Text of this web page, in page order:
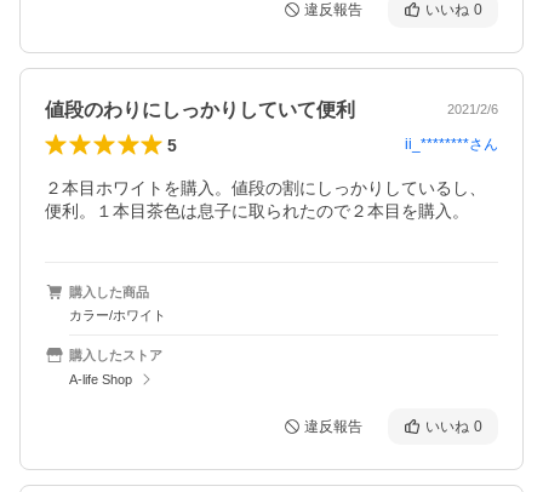
違反報告 いいね 0
値段のわりにしっかりしていて便利 2021/2/6
5 ii_********さん
２本目ホワイトを購入。値段の割にしっかりしているし、
便利。１本目茶色は息子に取られたので２本目を購入。
購入した商品
カラー/ホワイト
購入したストア
A-life Shop
違反報告 いいね 0